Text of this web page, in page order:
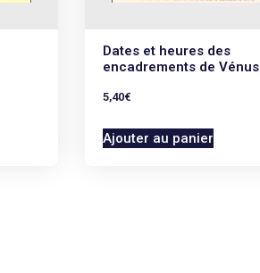
Dates et heures des
encadrements de Vénus
5,40€
Ajouter au panier